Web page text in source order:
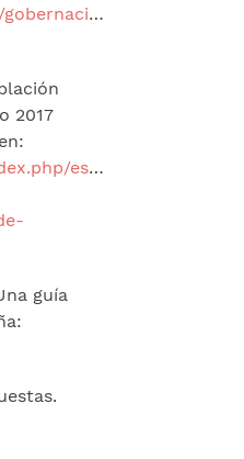
municipios/
2017
estadisticas-
guía